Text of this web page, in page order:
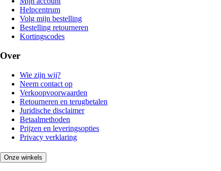
Helpcentrum
Volg mijn bestelling
Bestelling retourneren
Kortingscodes
Over
Wie zijn wij?
Neem contact op
Verkoopvoorwaarden
Retourneren en terugbetalen
Juridische disclaimer
Betaalmethoden
Prijzen en leveringsopties
Privacy verklaring
Onze winkels